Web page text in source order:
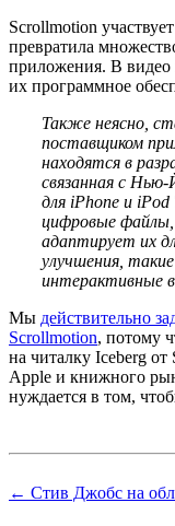
Scrollmotion
превратила
приложения. В видео
их программное
Также неясно,
поставщиком
находятся в
связанная с
для iPhone и
цифровые файлы,
адаптирует их
улучшения, такие
интерактивные
Мы действительно
Scrollmotion, потому
на читалку Iceberg
Apple и книжного
нуждается в том,
← Стив Джобс на